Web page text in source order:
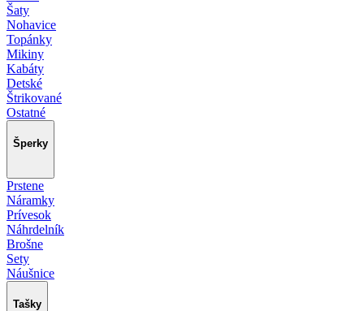
Šaty
Nohavice
Topánky
Mikiny
Kabáty
Detské
Štrikované
Ostatné
Šperky
Prstene
Náramky
Prívesok
Náhrdelník
Brošne
Sety
Náušnice
Tašky